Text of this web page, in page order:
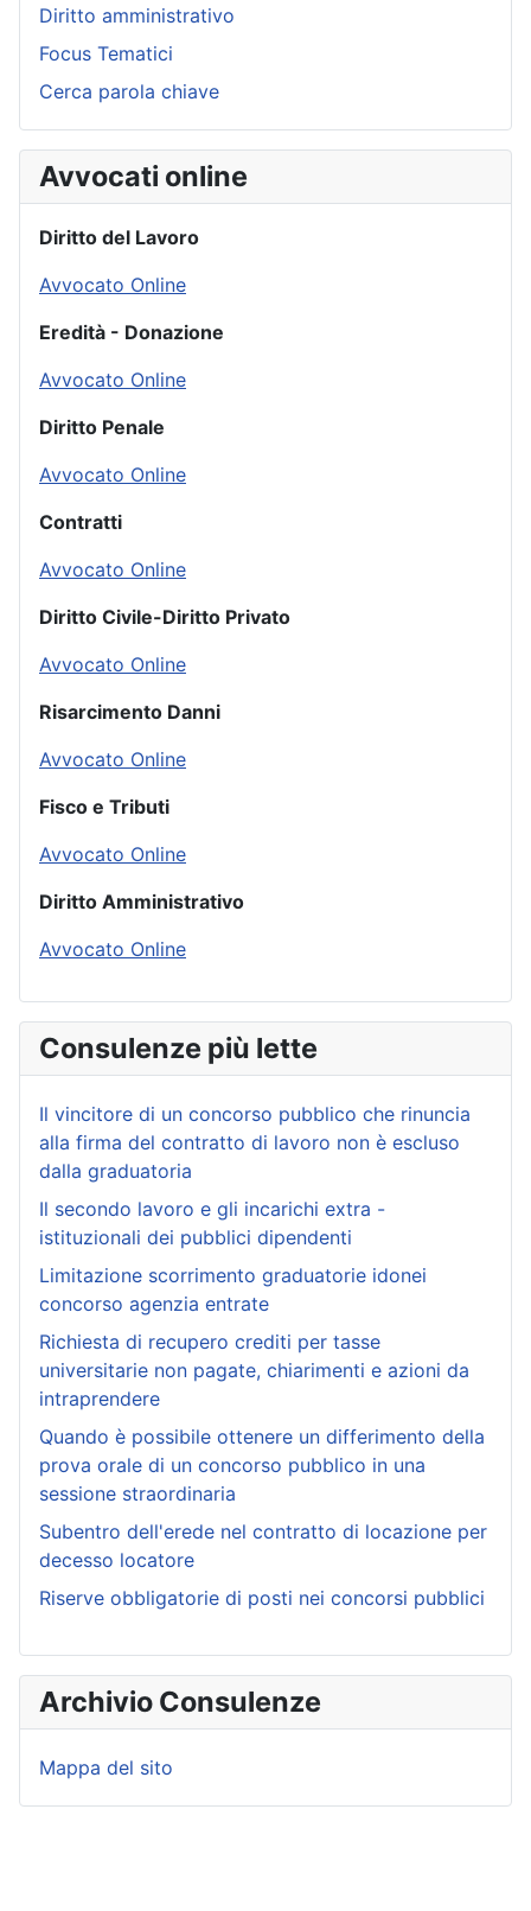
Diritto amministrativo
Focus Tematici
Cerca parola chiave
Avvocati online
Diritto del Lavoro
Avvocato Online
Eredità - Donazione
Avvocato Online
Diritto Penale
Avvocato Online
Contratti
Avvocato Online
Diritto Civile-Diritto Privato
Avvocato Online
Risarcimento Danni
Avvocato Online
Fisco e Tributi
Avvocato Online
Diritto Amministrativo
Avvocato Online
Consulenze più lette
Il vincitore di un concorso pubblico che rinuncia
alla firma del contratto di lavoro non è escluso
dalla graduatoria
Il secondo lavoro e gli incarichi extra -
istituzionali dei pubblici dipendenti
Limitazione scorrimento graduatorie idonei
concorso agenzia entrate
Richiesta di recupero crediti per tasse
universitarie non pagate, chiarimenti e azioni da
intraprendere
Quando è possibile ottenere un differimento della
prova orale di un concorso pubblico in una
sessione straordinaria
Subentro dell'erede nel contratto di locazione per
decesso locatore
Riserve obbligatorie di posti nei concorsi pubblici
Archivio Consulenze
Mappa del sito